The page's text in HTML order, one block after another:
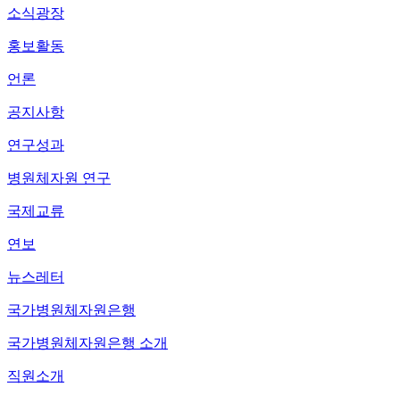
소식광장
홍보활동
언론
공지사항
연구성과
병원체자원 연구
국제교류
연보
뉴스레터
국가병원체자원은행
국가병원체자원은행 소개
직원소개